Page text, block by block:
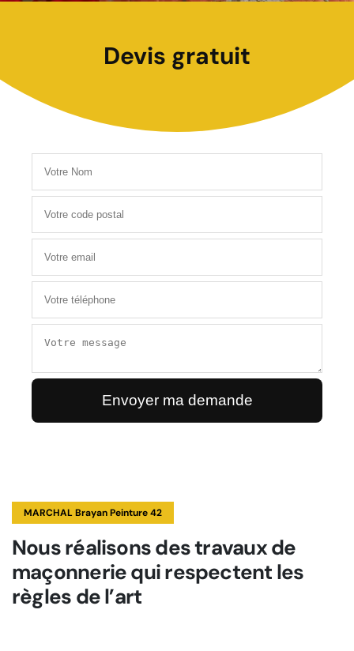
Devis gratuit
MARCHAL Brayan Peinture 42
Nous réalisons des travaux de
maçonnerie qui respectent les
règles de l’art